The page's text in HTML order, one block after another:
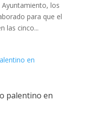
Ayuntamiento, los
para que el
las cinco...
palentino en